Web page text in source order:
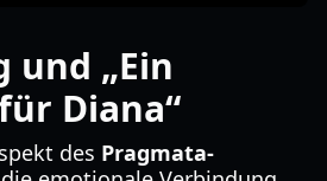
und „Ein
Diana“
des Pragmata-